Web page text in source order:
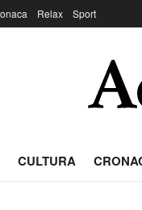
Relax Sport
CULTURA